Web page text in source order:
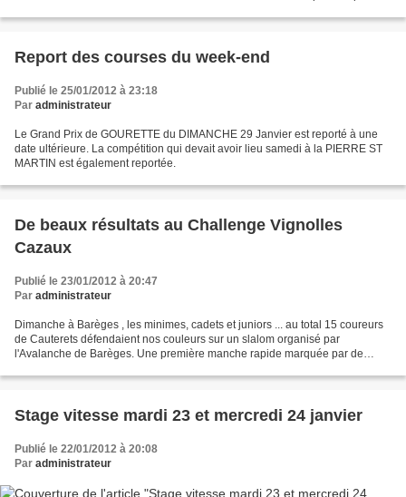
Report des courses du week-end
Publié le 25/01/2012 à 23:18
Par administrateur
Le Grand Prix de GOURETTE du DIMANCHE 29 Janvier est reporté à une
date ultérieure. La compétition qui devait avoir lieu samedi à la PIERRE ST
MARTIN est également reportée.
De beaux résultats au Challenge Vignolles
Cazaux
Publié le 23/01/2012 à 20:47
Par administrateur
Dimanche à Barèges , les minimes, cadets et juniors ... au total 15 coureurs
de Cauterets défendaient nos couleurs sur un slalom organisé par
l'Avalanche de Barèges. Une première manche rapide marquée par de
Stage vitesse mardi 23 et mercredi 24 janvier
Publié le 22/01/2012 à 20:08
Par administrateur